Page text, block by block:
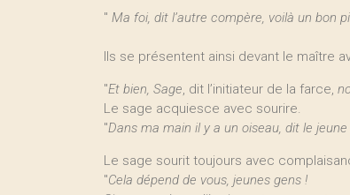
" Ma foi, dit l’autre compère, voilà un bon
Ils se présentent ainsi devant le maître
"Et bien, Sage, dit l’initiateur de la farce,
Le sage acquiesce avec sourire.
"Dans ma main il y a un oiseau, dit le
Le sage sourit toujours avec
"Cela dépend de vous, jeunes gens !